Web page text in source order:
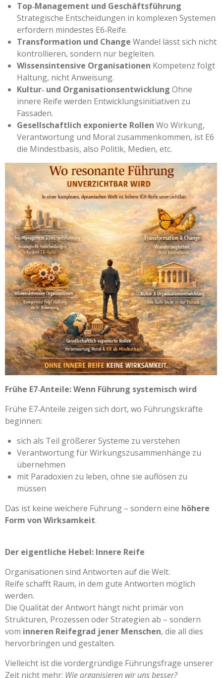
Top‑Management und Geschäftsführung
Strategische Entscheidungen in komplexen Systemen
erfordern mindestes E6‑Reife.
Transformation und Change Wandel lässt sich nicht
kontrollieren, sondern nur begleiten.
Wissensintensive Organisationen Kompetenz folgt
Haltung, nicht Anweisung.
Kultur‑ und Organisationsentwicklung Ohne
innere Reife werden Entwicklungsinitiativen zu
Fassaden.
Gesellschaftlich exponierte Rollen Wo Wirkung,
Verantwortung und Moral zusammenkommen, ist E6
die Mindestbasis, also Politik, Medien, etc.
Frühe E7‑Anteile: Wenn Führung systemisch wird
Frühe E7‑Anteile zeigen sich dort, wo Führungskräfte
beginnen:
sich als Teil größerer Systeme zu verstehen
Verantwortung für Wirkungszusammenhänge zu
übernehmen
mit Paradoxien zu leben, ohne sie auflösen zu
müssen
Das ist keine weichere Führung – sondern eine höhere
Form von Wirksamkeit.
Der eigentliche Hebel: Innere Reife
Organisationen sind Antworten auf die Welt.
Reife schafft Raum, in dem gute Antworten möglich
werden.
Die Qualität der Antwort hängt nicht primär von
Strukturen, Prozessen oder Strategien ab – sondern
vom inneren Reifegrad jener Menschen, die all dies
hervorbringen und gestalten.
Vielleicht ist die vordergründige Führungsfrage unserer
Zeit nicht mehr: Wie organisieren wir uns besser?